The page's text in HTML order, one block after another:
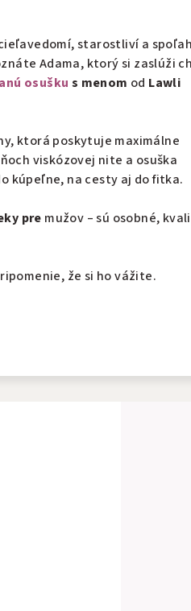
starostliví a
Adama, ktorý si zaslúži
osušku s menom od Lawli
ktorá poskytuje maximálne
viskózovej nite a osuška
kúpeľne, na cesty aj do fitka.
pre mužov – sú osobné,
že si ho vážite.